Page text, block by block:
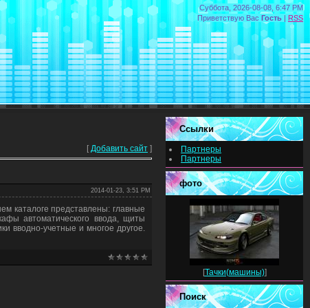
Суббота, 2026-08-08, 6:47 PM
Приветствую Вас Гость | RSS
[ Добавить сайт ]
2014-01-23, 3:51 PM
каталоге представлены: главные
автоматического ввода, щиты
учетные и многое другое.
Ссылки
Партнеры
Партнеры
фото
[Тачки(машины)]
Поиск